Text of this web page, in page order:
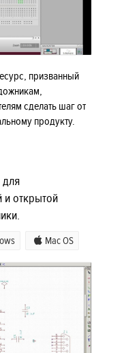
призванный
сделать шаг от
продукту.
для
и открытой
Mac OS